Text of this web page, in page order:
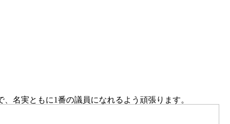
名実ともに1番の議員になれるよう頑張ります。